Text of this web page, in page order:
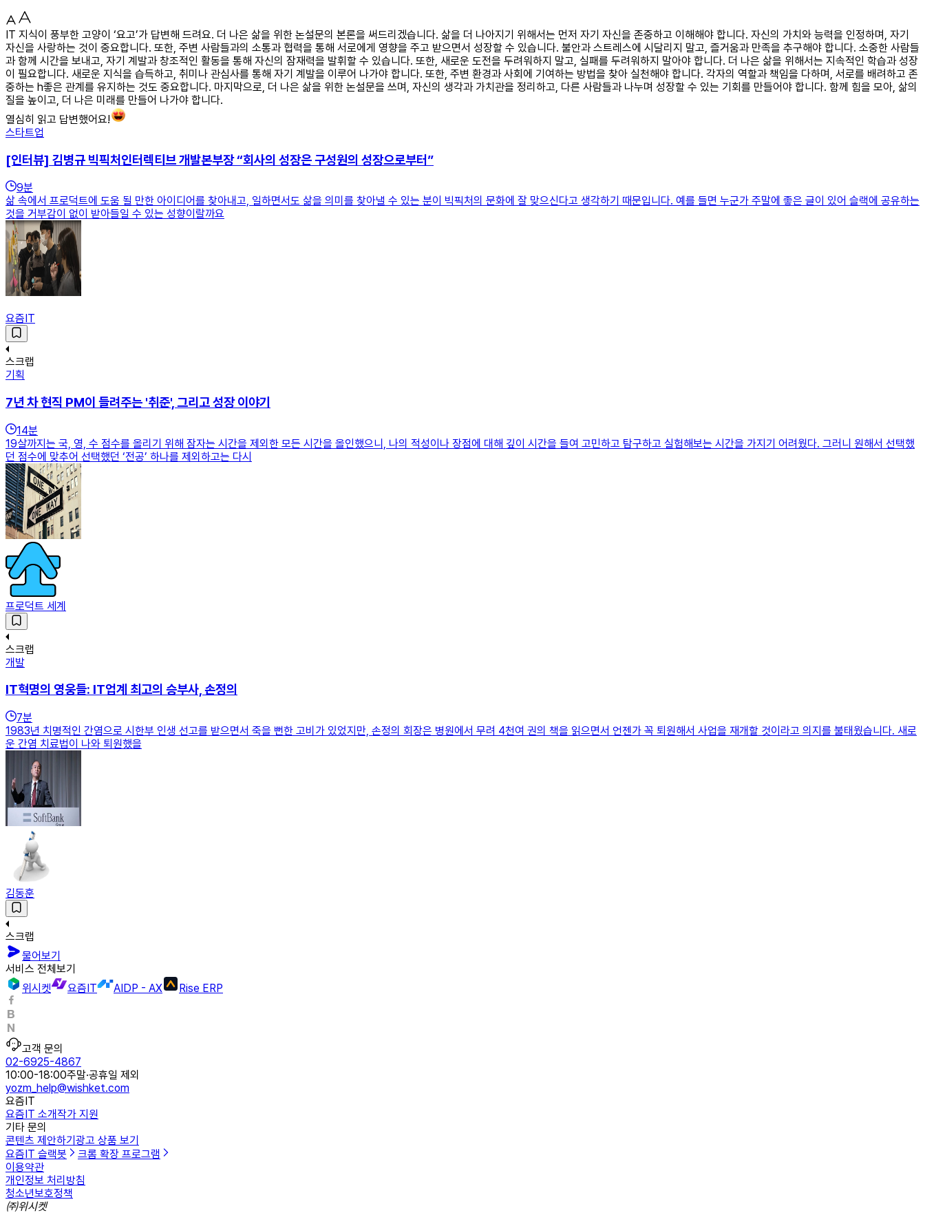
IT 지식이 풍부한 고양이 ‘요고’가 답변해 드려요. 더 나은 삶을 위한 논설문의 본론을 써드리겠습니다. 삶을 더 나아지기 위해서는 먼저 자기 자신을 존중하고 이해해야 합니다. 자신의 가치와 능력을 인정하며, 자기
자신을 사랑하는 것이 중요합니다. 또한, 주변 사람들과의 소통과 협력을 통해 서로에게 영향을 주고 받으면서 성장할 수 있습니다. 불안과 스트레스에 시달리지 말고, 즐거움과 만족을 추구해야 합니다. 소중한 사람들
과 함께 시간을 보내고, 자기 계발과 창조적인 활동을 통해 자신의 잠재력을 발휘할 수 있습니다. 또한, 새로운 도전을 두려워하지 말고, 실패를 두려워하지 말아야 합니다. 더 나은 삶을 위해서는 지속적인 학습과 성장
이 필요합니다. 새로운 지식을 습득하고, 취미나 관심사를 통해 자기 계발을 이루어 나가야 합니다. 또한, 주변 환경과 사회에 기여하는 방법을 찾아 실천해야 합니다. 각자의 역할과 책임을 다하며, 서로를 배려하고 존
중하는 h좋은 관계를 유지하는 것도 중요합니다. 마지막으로, 더 나은 삶을 위한 논설문을 쓰며, 자신의 생각과 가치관을 정리하고, 다른 사람들과 나누며 성장할 수 있는 기회를 만들어야 합니다. 함께 힘을 모아, 삶의
질을 높이고, 더 나은 미래를 만들어 나가야 합니다.
열심히 읽고 답변했어요!
스타트업
[인터뷰] 김병규 빅픽처인터렉티브 개발본부장 “회사의 성장은 구성원의 성장으로부터”
9분
삶 속에서 프로덕트에 도움 될 만한 아이디어를 찾아내고, 일하면서도 삶을 의미를 찾아낼 수 있는 분이 빅픽처의 문화에 잘 맞으신다고 생각하기 때문입니다. 예를 들면 누군가 주말에 좋은 글이 있어 슬랙에 공유하는
것을 거부감이 없이 받아들일 수 있는 성향이랄까요
요즘IT
스크랩
기획
7년 차 현직 PM이 들려주는 '취준', 그리고 성장 이야기
14분
19살까지는 국, 영, 수 점수를 올리기 위해 잠자는 시간을 제외한 모든 시간을 올인했으니, 나의 적성이나 장점에 대해 깊이 시간을 들여 고민하고 탐구하고 실험해보는 시간을 가지기 어려웠다. 그러니 원해서 선택했
던 점수에 맞추어 선택했던 ‘전공’ 하나를 제외하고는 다시
프로덕트 세계
스크랩
개발
IT혁명의 영웅들: IT업계 최고의 승부사, 손정의
7분
1983년 치명적인 간염으로 시한부 인생 선고를 받으면서 죽을 뻔한 고비가 있었지만, 손정의 회장은 병원에서 무려 4천여 권의 책을 읽으면서 언젠가 꼭 퇴원해서 사업을 재개할 것이라고 의지를 불태웠습니다. 새로
운 간염 치료법이 나와 퇴원했을
김동훈
스크랩
물어보기
서비스 전체보기
위시켓
요즘IT AIDP - AX Rise ERP
고객 문의
02-6925-4867
10:00-18:00주말·공휴일 제외
yozm_help@wishket.com
요즘IT
요즘IT 소개작가 지원
기타 문의
콘텐츠 제안하기 광고 상품 보기
요즘IT 슬랙봇
크롬 확장 프로그램
이용약관
개인정보 처리방침
청소년보호정책
㈜위시켓